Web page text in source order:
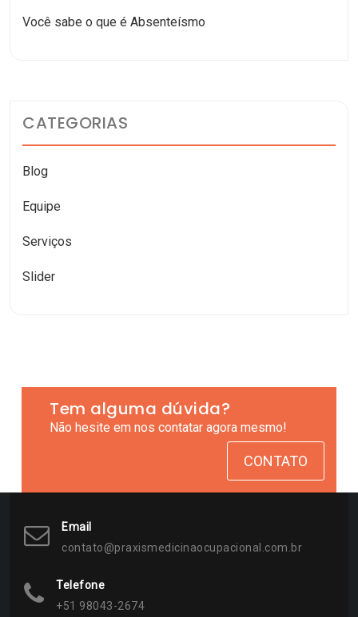
Você sabe o que é Absenteísmo
CATEGORIAS
Blog
Equipe
Serviços
Slider
Tem alguma dúvida?
Não hesite em nos contatar agora mesmo!
CONTATO
Email
contato@praxismedicinaocupacional.com.br
Telefone
+51 98043-2674